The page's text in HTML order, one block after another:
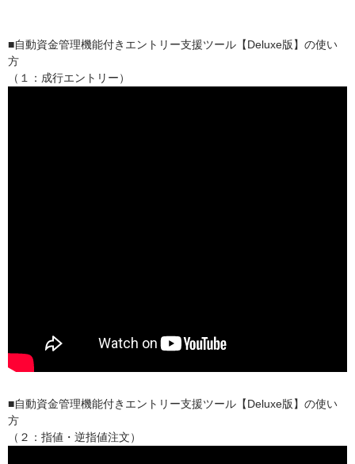
■自動資金管理機能付きエントリー支援ツール【Deluxe版】の使い
方
（１：成行エントリー）
■自動資金管理機能付きエントリー支援ツール【Deluxe版】の使い
方
（２：指値・逆指値注文）